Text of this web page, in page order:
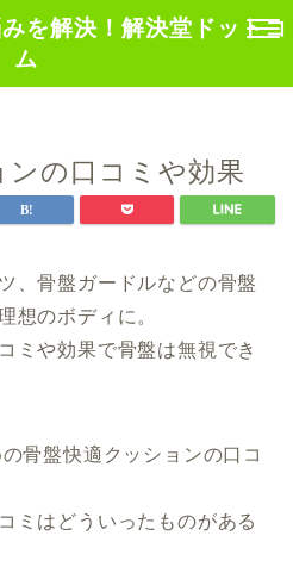
を解決！解決堂ドットコ
ム
の口コミや効果
、骨盤ガードルなどの骨盤
想のボディに。
ミや効果で骨盤は無視でき
骨盤快適クッションの口コ
ミはどういったものがある